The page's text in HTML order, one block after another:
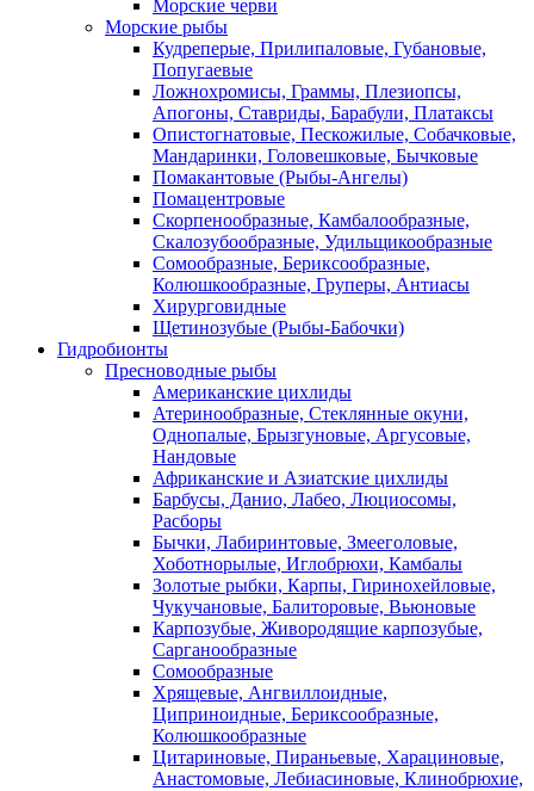
Морские черви
Морские рыбы
Кудреперые, Прилипаловые, Губановые,
Попугаевые
Ложнохромисы, Граммы, Плезиопсы,
Апогоны, Ставриды, Барабули, Платаксы
Опистогнатовые, Пескожилые, Собачковые,
Мандаринки, Головешковые, Бычковые
Помакантовые (Рыбы-Ангелы)
Помацентровые
Скорпенообразные, Камбалообразные,
Скалозубообразные, Удильщикообразные
Сомообразные, Бериксообразные,
Колюшкообразные, Груперы, Антиасы
Хирурговидные
Щетинозубые (Рыбы-Бабочки)
Гидробионты
Пресноводные рыбы
Американские цихлиды
Атеринообразные, Стеклянные окуни,
Однопалые, Брызгуновые, Аргусовые,
Нандовые
Африканские и Азиатские цихлиды
Барбусы, Данио, Лабео, Люциосомы,
Расборы
Бычки, Лабиринтовые, Змееголовые,
Хоботнорылые, Иглобрюхи, Камбалы
Золотые рыбки, Карпы, Гиринохейловые,
Чукучановые, Балиторовые, Вьюновые
Карпозубые, Живородящие карпозубые,
Сарганообразные
Сомообразные
Хрящевые, Ангвиллоидные,
Циприноидные, Бериксообразные,
Колюшкообразные
Цитариновые, Пираньевые, Харациновые,
Анастомовые, Лебиасиновые, Клинобрюхие,